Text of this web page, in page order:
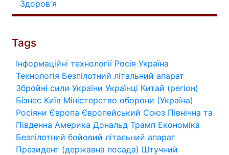
Здоров'я
Tags
Інформаційні технології Росія Україна
Технологія Безпілотний літальний апарат
Збройні сили України Українці Китай (регіон)
Бізнес Київ Міністерство оборони (Україна)
Росіяни Європа Європейський Союз Північна та
Південна Америка Дональд Трамп Економіка
Безпілотний бойовий літальний апарат
Президент (державна посада) Штучний